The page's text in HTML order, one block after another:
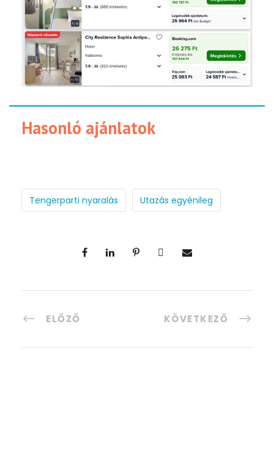
Hasonló ajánlatok
Tengerparti nyaralás Utazás egyénileg
ELŐZŐ KÖVETKEZŐ